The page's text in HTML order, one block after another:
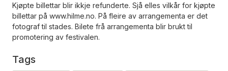
Kjøpte billettar blir ikkje refunderte. Sjå elles vilkår for kjøpte
billettar på www.hilme.no. På fleire av arrangementa er det
fotograf til stades. Bilete frå arrangementa blir brukt til
promotering av festivalen.
Tags